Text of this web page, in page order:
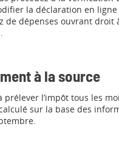
la déclaration en
de dépenses ouvrant
à la source
prélever l’impôt tous les
sur la base des